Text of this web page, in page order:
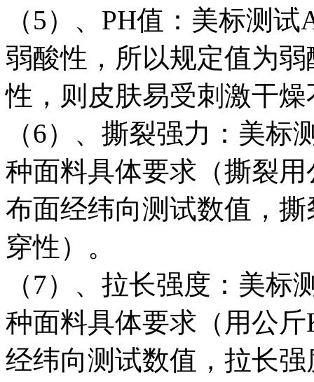
（5）、PH值：美标测
弱酸性，所以规定值为
性，则皮肤易受刺激干
（6）、撕裂强力：美标
种面料具体要求（撕裂
布面经纬向测试数值，
穿性）。
（7）、拉长强度：美标
种面料具体要求（用公
经纬向测试数值，拉长